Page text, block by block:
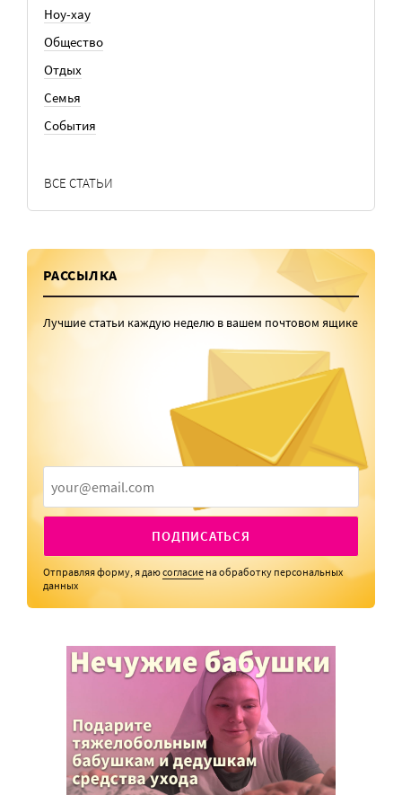
Ноу-хау
Общество
Отдых
Семья
События
ВСЕ СТАТЬИ
РАССЫЛКА
Лучшие статьи каждую неделю в вашем почтовом ящике
ПОДПИСАТЬСЯ
Отправляя форму, я даюсогласие на обработку персональных
данных